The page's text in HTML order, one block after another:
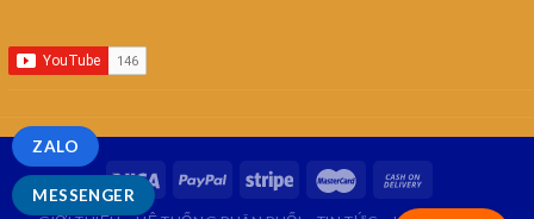
MESSENGER
ZALO